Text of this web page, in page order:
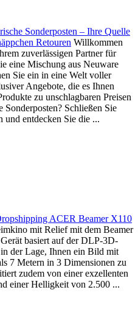
Sonderposten – Ihre Quelle
Retouren Willkommen
zuverlässigen Partner für
eine Mischung aus Neuware
Sie ein in eine Welt voller
Angebote, die es Ihnen
zu unschlagbaren Preisen
Sonderposten? Schließen Sie
und entdecken Sie die ...
ACER Beamer X110
mit Relief mit dem Beamer
basiert auf der DLP-3D-
der Lage, Ihnen ein Bild mit
7 Metern in 3 Dimensionen zu
zudem von einer exzellenten
einer Helligkeit von 2.500 ...